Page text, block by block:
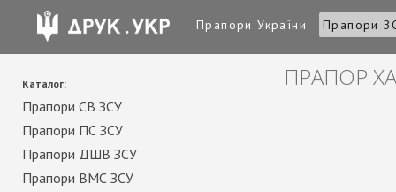
Прапори України Прапори
ПРАПОР
Каталог:
Прапори СВ ЗСУ
Прапори ПС ЗСУ
Прапори ДШВ ЗСУ
Прапори ВМС ЗСУ